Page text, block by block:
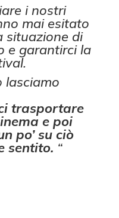
i nostri
mai esitato
situazione di
e garantirci la
lasciamo
trasportare
e poi
po’ su ciò
sentito. “